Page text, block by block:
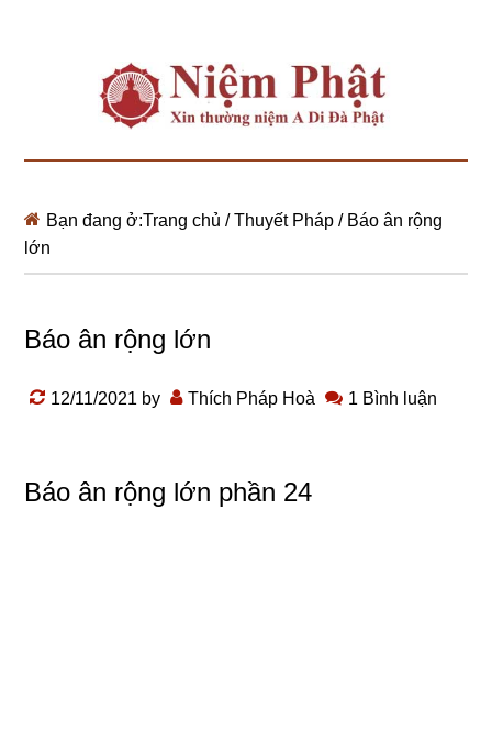
Bạn đang ở:Trang chủ / Thuyết Pháp /Báo ân rộng
lớn
Báo ân rộng lớn
12/11/2021 by Thích Pháp Hoà 1 Bình luận
Báo ân rộng lớn phần 24